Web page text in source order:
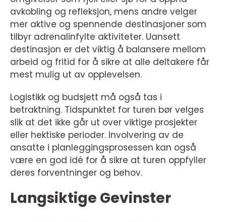
avkobling og refleksjon, mens andre velger
mer aktive og spennende destinasjoner som
tilbyr adrenalinfylte aktiviteter. Uansett
destinasjon er det viktig å balansere mellom
arbeid og fritid for å sikre at alle deltakere får
mest mulig ut av opplevelsen.
Logistikk og budsjett må også tas i
betraktning. Tidspunktet for turen bør velges
slik at det ikke går ut over viktige prosjekter
eller hektiske perioder. Involvering av de
ansatte i planleggingsprosessen kan også
være en god idé for å sikre at turen oppfyller
deres forventninger og behov.
Langsiktige Gevinster